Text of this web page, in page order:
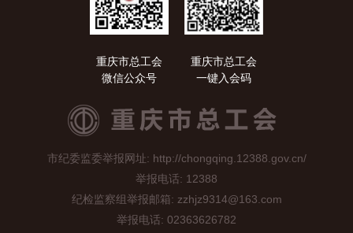
重庆市总工会
微信公众号
重庆市总工会
一键入会码
市纪委监委举报网址: http://chongqing.12388.gov.cn/
举报电话: 12388
纪检监察组举报邮箱: zzhjz9314@163.com
举报电话: 02363626782